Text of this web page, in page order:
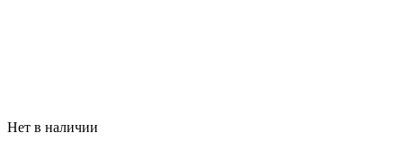
Нет в наличии